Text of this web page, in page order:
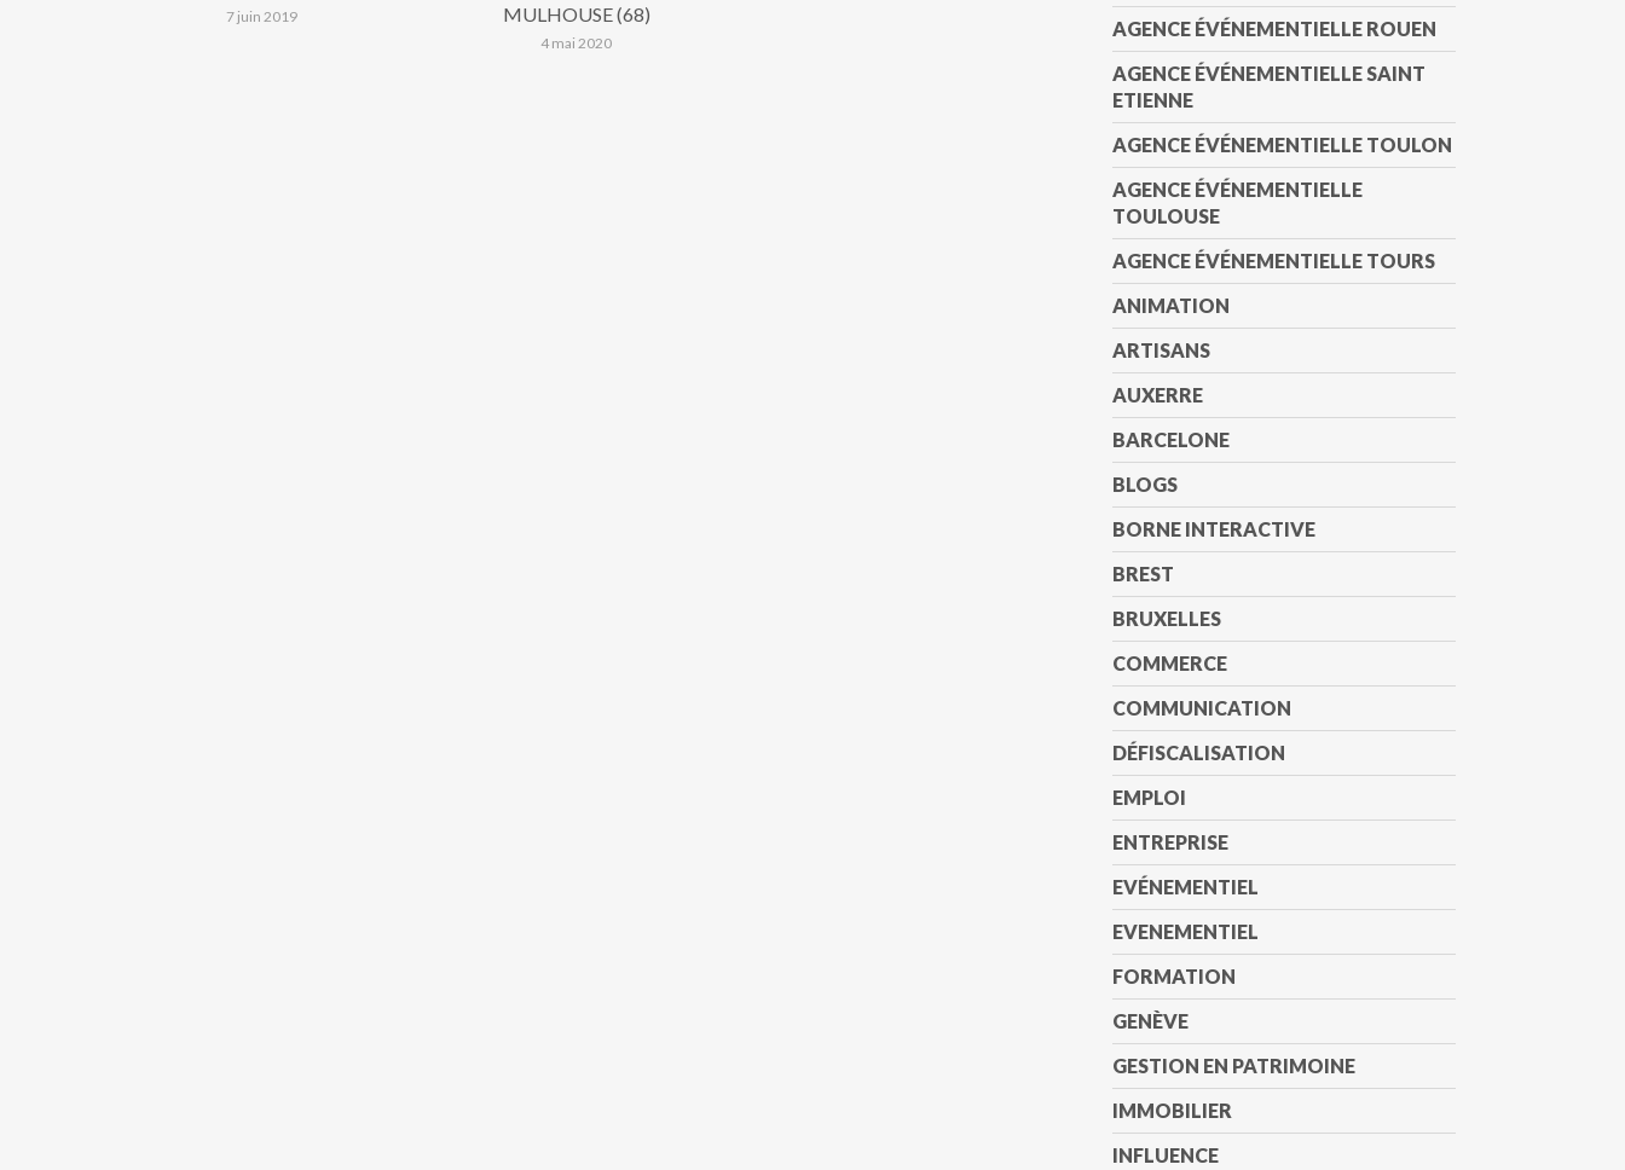
7 juin 2019
MULHOUSE (68)
4 mai 2020
AGENCE ÉVÉNEMENTIELLE ROUEN
AGENCE ÉVÉNEMENTIELLE SAINT
ETIENNE
AGENCE ÉVÉNEMENTIELLE TOULON
AGENCE ÉVÉNEMENTIELLE
TOULOUSE
AGENCE ÉVÉNEMENTIELLE TOURS
ANIMATION
ARTISANS
AUXERRE
BARCELONE
BLOGS
BORNE INTERACTIVE
BREST
BRUXELLES
COMMERCE
COMMUNICATION
DÉFISCALISATION
EMPLOI
ENTREPRISE
EVÉNEMENTIEL
EVENEMENTIEL
FORMATION
GENÈVE
GESTION EN PATRIMOINE
IMMOBILIER
INFLUENCE